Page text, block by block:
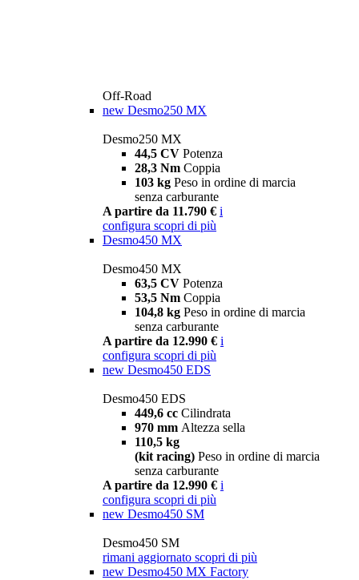
Off-Road
new Desmo250 MX
Desmo250 MX
44,5 CV Potenza
28,3 Nm Coppia
103 kg Peso in ordine di marcia
senza carburante
A partire da 11.790 € i
configura scopri di più
Desmo450 MX
Desmo450 MX
63,5 CV Potenza
53,5 Nm Coppia
104,8 kg Peso in ordine di marcia
senza carburante
A partire da 12.990 € i
configura scopri di più
new Desmo450 EDS
Desmo450 EDS
449,6 cc Cilindrata
970 mm Altezza sella
110,5 kg
(kit racing) Peso in ordine di marcia
senza carburante
A partire da 12.990 € i
configura scopri di più
new Desmo450 SM
Desmo450 SM
rimani aggiornato scopri di più
new Desmo450 MX Factory